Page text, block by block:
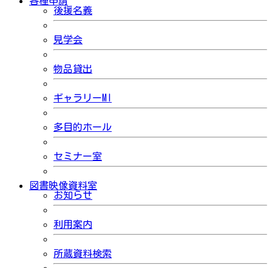
後援名義
見学会
物品貸出
ギャラリーMI
多目的ホール
セミナー室
図書映像資料室
お知らせ
利用案内
所蔵資料検索